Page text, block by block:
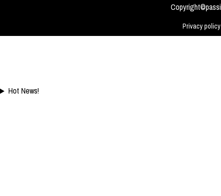
Video: Masya Allah,
Meskipun Cacat
Privacy policy
Hot News!